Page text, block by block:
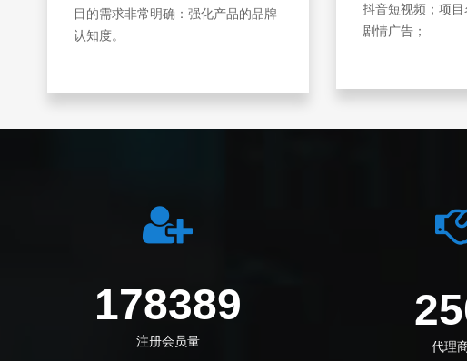
目的需求非常明确：强化产品的品牌
认知度。
抖音短视频；项
剧情广告；
233277
注册会员量 代理